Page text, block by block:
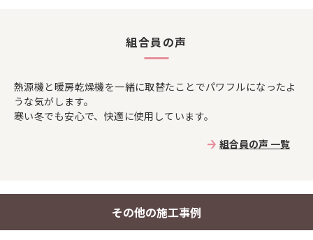
組合員の声
熱源機と暖房乾燥機を一緒に取替たことでパワフルになったよ
うな気がします。
寒い冬でも安心で、快適に使用しています。
組合員の声 一覧
その他の施工事例